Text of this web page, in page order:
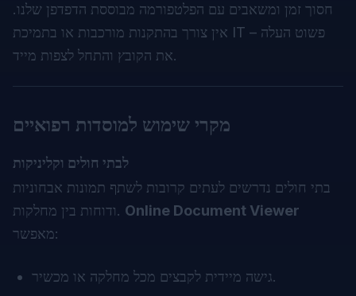
חסוך זמן ומשאבים עם הפלטפורמה מבוססת הדפדפן שלנו.
אין צורך בהתקנות מורכבות או בתמיכת IT – פשוט העלה
את הקובץ והתחל לצפות מייד.
מקרי שימוש למוסדות רפואיים
לבתי חולים וקליניקות
בתי חולים נדרשים לעתים קרובות לשתף תמונות אבחוניות
ודוחות בין מחלקות. Online Document Viewer
מאפשר:
גישה מיידית לקבצים מכל מחלקה או מכשיר.